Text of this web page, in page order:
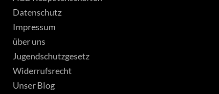
Datenschutz
Impressum
über uns
Jugendschutzgesetz
Widerrufsrecht
Unser Blog